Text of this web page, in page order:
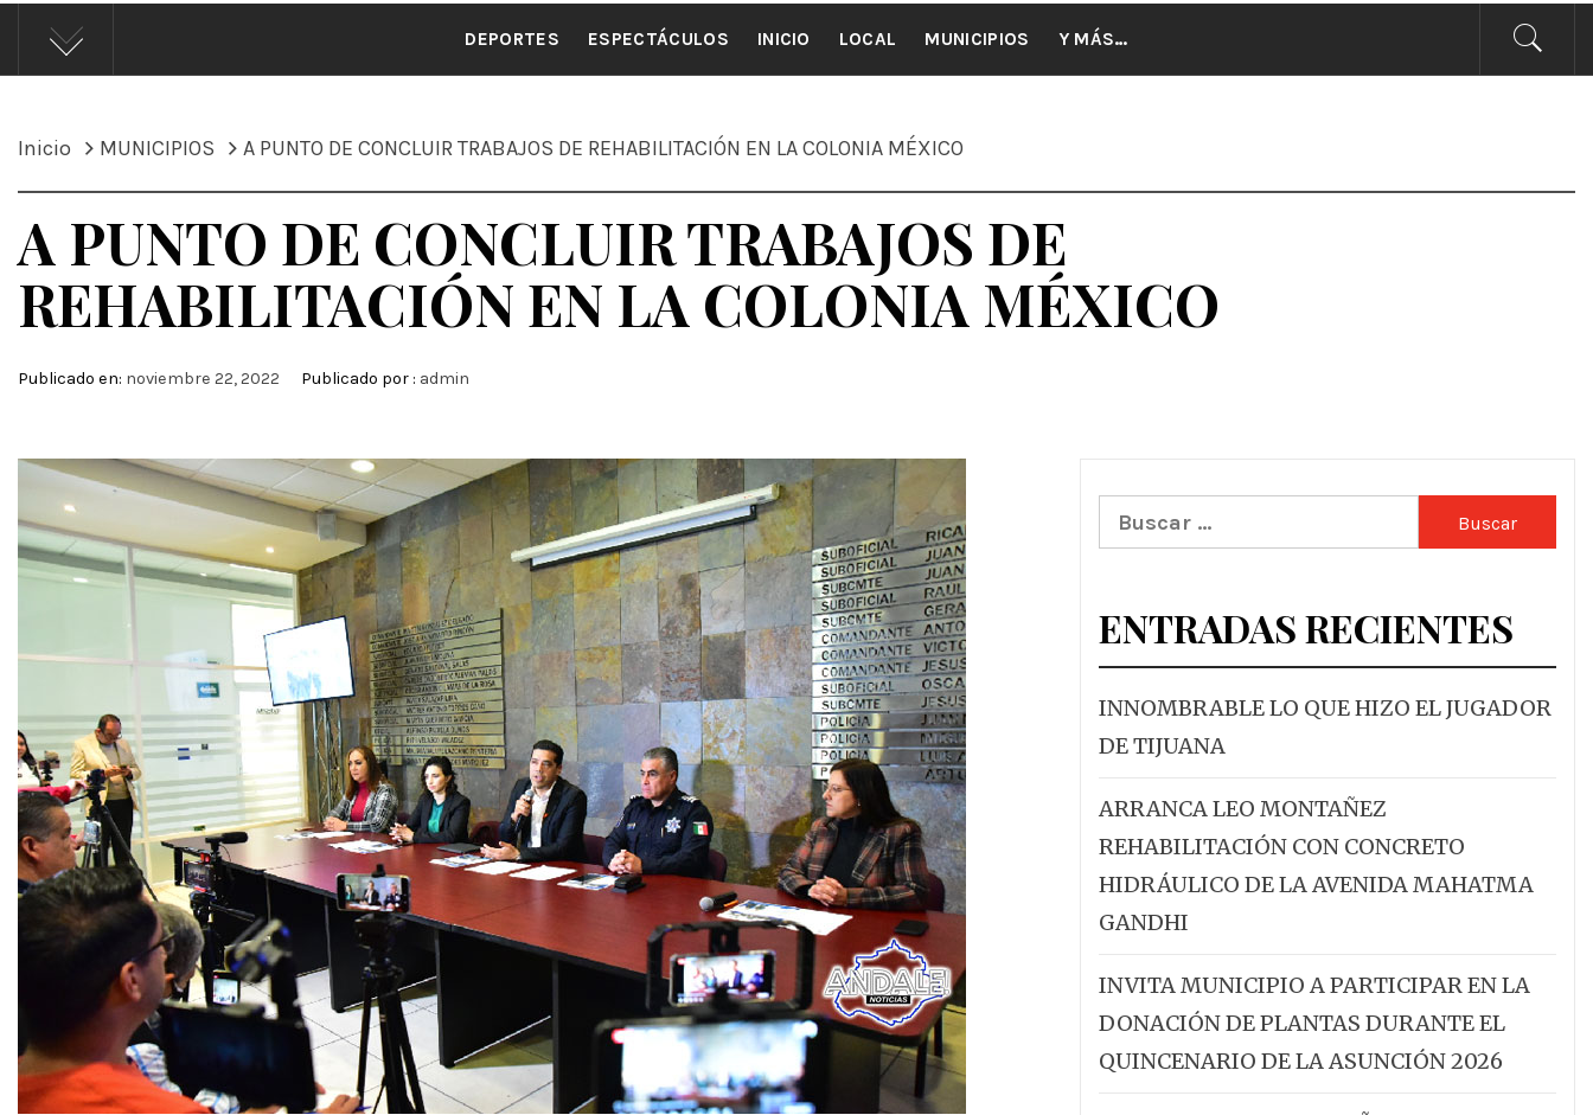
ÁNDALE NOTICIAS
DEPORTES ESPECTÁCULOS INICIO LOCAL MUNICIPIOS Y MÁS…
Inicio MUNICIPIOS A PUNTO DE CONCLUIR TRABAJOS DE REHABILITACIÓN EN LA COLONIA MÉXICO
A PUNTO DE CONCLUIR TRABAJOS DE
REHABILITACIÓN EN LA COLONIA MÉXICO
Publicado en: noviembre 22, 2022 Publicado por : admin
Buscar:
ENTRADAS RECIENTES
INNOMBRABLE LO QUE HIZO EL JUGADOR
DE TIJUANA
ARRANCA LEO MONTAÑEZ
REHABILITACIÓN CON CONCRETO
HIDRÁULICO DE LA AVENIDA MAHATMA
GANDHI
INVITA MUNICIPIO A PARTICIPAR EN LA
DONACIÓN DE PLANTAS DURANTE EL
QUINCENARIO DE LA ASUNCIÓN 2026